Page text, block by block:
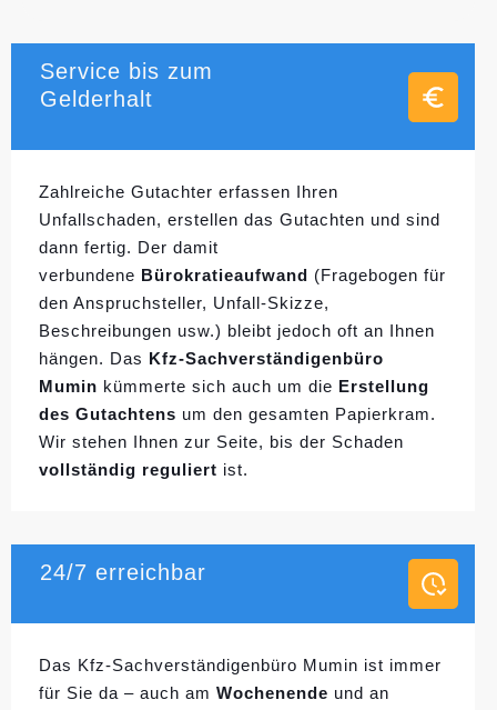
Service bis zum
Gelderhalt
Zahlreiche Gutachter erfassen Ihren
Unfallschaden, erstellen das Gutachten und sind
dann fertig. Der damit
verbundene Bürokratieaufwand (Fragebogen für
den Anspruchsteller, Unfall-Skizze,
Beschreibungen usw.) bleibt jedoch oft an Ihnen
hängen. Das Kfz-Sachverständigenbüro
Mumin kümmerte sich auch um die Erstellung
des Gutachtens um den gesamten Papierkram.
Wir stehen Ihnen zur Seite, bis der Schaden
vollständig reguliert ist.
24/7 erreichbar
Das Kfz-Sachverständigenbüro Mumin ist immer
für Sie da – auch am Wochenende und an